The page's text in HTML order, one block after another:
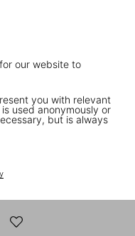
our website to
you with relevant
used anonymously or
but is always